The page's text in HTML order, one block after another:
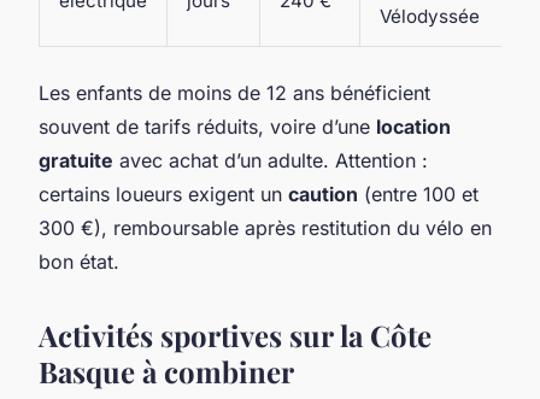
Vélodyssée
Les enfants de moins de 12 ans bénéficient
souvent de tarifs réduits, voire d’une location
gratuite avec achat d’un adulte. Attention :
certains loueurs exigent un caution (entre 100 et
300 €), remboursable après restitution du vélo en
bon état.
Activités sportives sur la Côte
Basque à combiner